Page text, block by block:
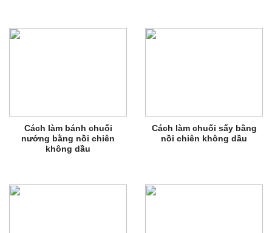
Cách làm bánh chuối
nướng bằng nồi chiên
không dầu
Cách làm chuối sấy bằng
nồi chiên không dầu